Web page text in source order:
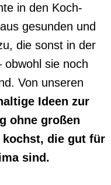
in den Koch-
gesunden und
die sonst in der
sie noch
Von unseren
Ideen zur
ohne großen
kochst, die gut für
sind.